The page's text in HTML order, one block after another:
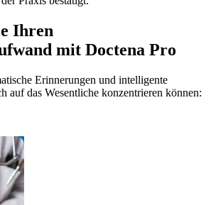
Ihren
mit Doctena Pro
Erinnerungen und intelligente
auf das Wesentliche konzentrieren können: